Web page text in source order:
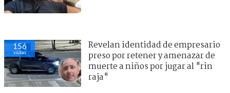
156
visitas
Revelan identidad de empresario
preso por retener y amenazar de
muerte a niños por jugar al "rin
raja"